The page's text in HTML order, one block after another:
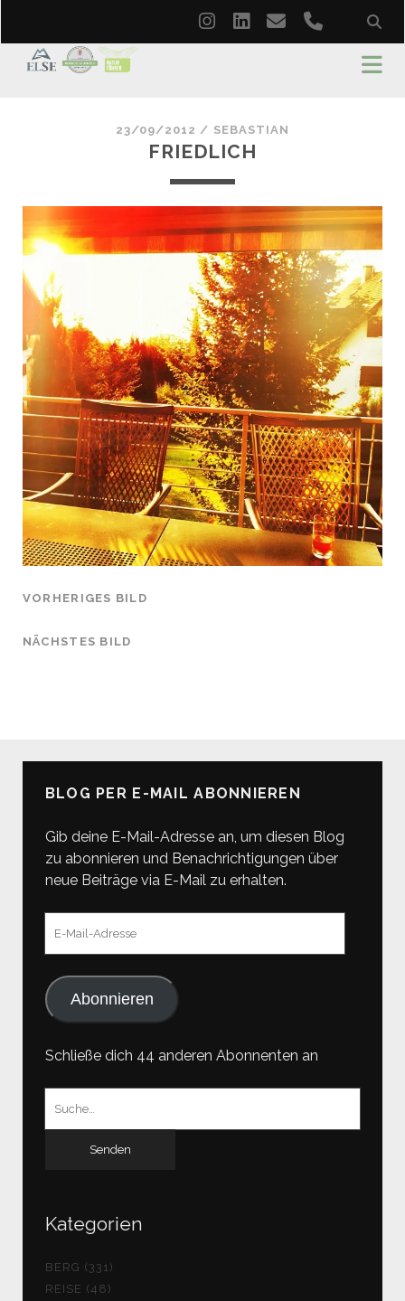
instagram
linkedin
emailphone
23/09/2012 / SEBASTIAN
FRIEDLICH
VORHERIGES BILD
NÄCHSTES BILD
BLOG PER E-MAIL ABONNIEREN
Gib deine E-Mail-Adresse an, um diesen Blog
zu abonnieren und Benachrichtigungen über
neue Beiträge via E-Mail zu erhalten.
Abonnieren
Schließe dich 44 anderen Abonnenten an
Kategorien
BERG (331)
REISE (48)